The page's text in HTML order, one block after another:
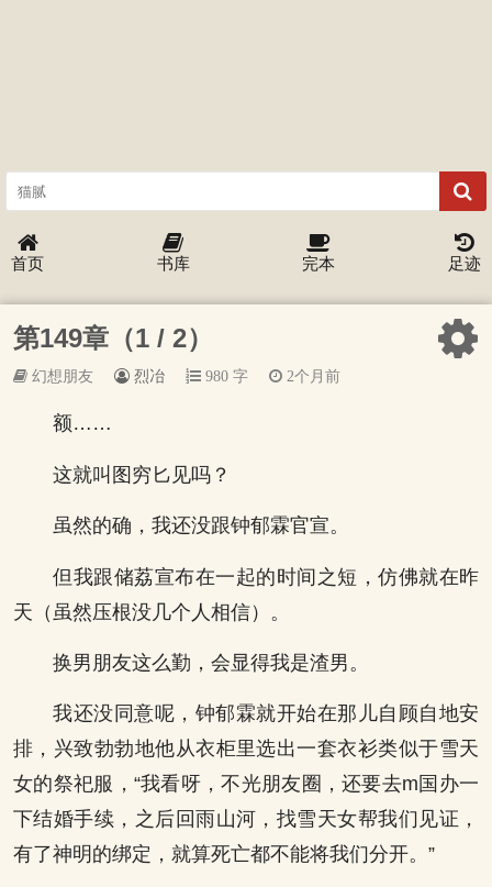
首页 书库 完本 足迹
第149章（1 / 2）
幻想朋友 烈冶 980 字 2个月前
额……
这就叫图穷匕见吗？
虽然的确，我还没跟钟郁霖官宣。
但我跟储荔宣布在一起的时间之短，仿佛就在昨
天（虽然压根没几个人相信）。
换男朋友这么勤，会显得我是渣男。
我还没同意呢，钟郁霖就开始在那儿自顾自地安
排，兴致勃勃地他从衣柜里选出一套衣衫类似于雪天
女的祭祀服，“我看呀，不光朋友圈，还要去m国办一
下结婚手续，之后回雨山河，找雪天女帮我们见证，
有了神明的绑定，就算死亡都不能将我们分开。”